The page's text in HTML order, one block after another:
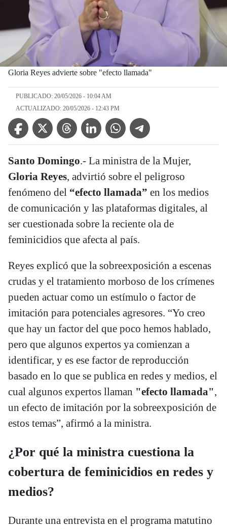
Gloria Reyes advierte sobre "efecto llamada"
PUBLICADO: 20/05/2026 - 10:04 AM
ACTUALIZADO: 20/05/2026 - 12:43 PM
Facebook IconTwitter IconThreads IconLinkedin IconWhatsApp IconTelegram Icon
Santo Domingo.- La ministra de la Mujer,
Gloria Reyes, advirtió sobre el peligroso
fenómeno del “efecto llamada” en los medios
de comunicación y las plataformas digitales, al
ser cuestionada sobre la reciente ola de
feminicidios que afecta al país.
Reyes explicó que la sobreexposición a escenas
crudas y el tratamiento morboso de los crímenes
pueden actuar como un estímulo o factor de
imitación para potenciales agresores. “Yo creo
que hay un factor del que poco hemos hablado,
pero que algunos expertos ya comienzan a
identificar, y es ese factor de reproducción
basado en lo que se publica en redes y medios, el
cual algunos expertos llaman "efecto llamada",
un efecto de imitación por la sobreexposición de
estos temas”, afirmó a la ministra.
¿Por qué la ministra cuestiona la
cobertura de feminicidios en redes y
medios?
Durante una entrevista en el programa matutino